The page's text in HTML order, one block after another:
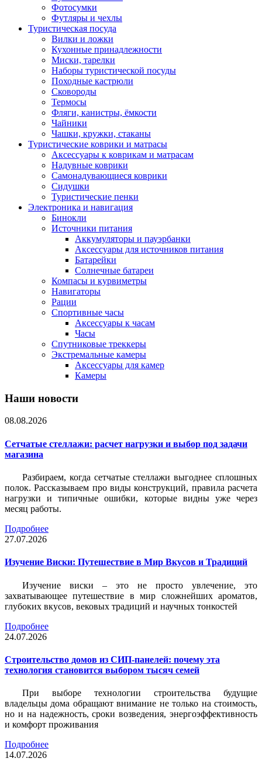
Фотосумки
Футляры и чехлы
Туристическая посуда
Вилки и ложки
Кухонные принадлежности
Миски, тарелки
Наборы туристической посуды
Походные кастрюли
Сковороды
Термосы
Фляги, канистры, ёмкости
Чайники
Чашки, кружки, стаканы
Туристические коврики и матрасы
Аксессуары к коврикам и матрасам
Надувные коврики
Самонадувающиеся коврики
Сидушки
Туристические пенки
Электроника и навигация
Бинокли
Источники питания
Аккумуляторы и пауэрбанки
Аксессуары для источников питания
Батарейки
Солнечные батареи
Компасы и курвиметры
Навигаторы
Рации
Спортивные часы
Аксессуары к часам
Часы
Спутниковые треккеры
Экстремальные камеры
Аксессуары для камер
Камеры
Наши новости
08.08.2026
Сетчатые стеллажи: расчет нагрузки и выбор под задачи
магазина
Разбираем, когда сетчатые стеллажи выгоднее сплошных
полок. Рассказываем про виды конструкций, правила расчета
нагрузки и типичные ошибки, которые видны уже через
месяц работы.
Подробнее
27.07.2026
Изучение Виски: Путешествие в Мир Вкусов и Традиций
Изучение виски – это не просто увлечение, это
захватывающее путешествие в мир сложнейших ароматов,
глубоких вкусов, вековых традиций и научных тонкостей
Подробнее
24.07.2026
Строительство домов из СИП-панелей: почему эта
технология становится выбором тысяч семей
При выборе технологии строительства будущие
владельцы дома обращают внимание не только на стоимость,
но и на надежность, сроки возведения, энергоэффективность
и комфорт проживания
Подробнее
14.07.2026